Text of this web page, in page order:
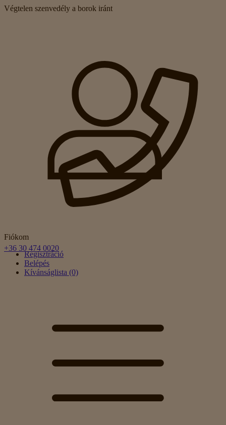
Végtelen szenvedély a borok iránt
Fiókom
Regisztráció
Belépés
Kívánságlista (0)
+36 30 474 0020